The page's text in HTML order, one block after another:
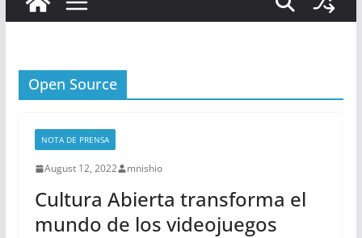
Open Source
NOTA DE PRENSA
August 12, 2022 mnishio
Cultura Abierta transforma el
mundo de los videojuegos